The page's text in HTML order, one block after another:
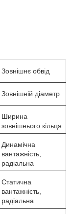
Зовнішнє обвід
Зовнішній діаметр
Ширина
зовнішнього кільця
Динамічна
вантажність,
радіальна
Статична
вантажність,
радіальна